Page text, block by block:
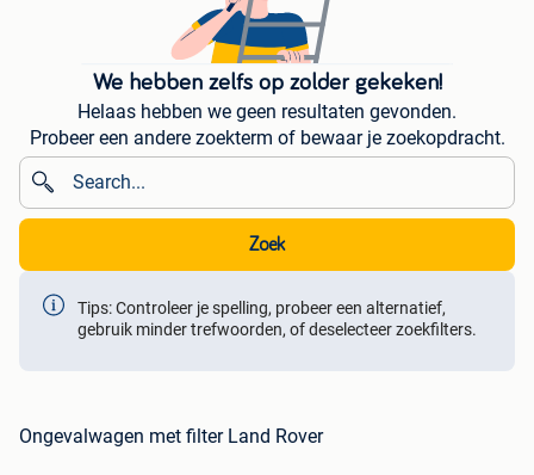
We hebben zelfs op zolder gekeken!
Helaas hebben we geen resultaten gevonden.
Probeer een andere zoekterm of bewaar je zoekopdracht.
Zoek
Tips: Controleer je spelling, probeer een alternatief,
gebruik minder trefwoorden, of deselecteer zoekfilters.
Ongevalwagen met filter Land Rover